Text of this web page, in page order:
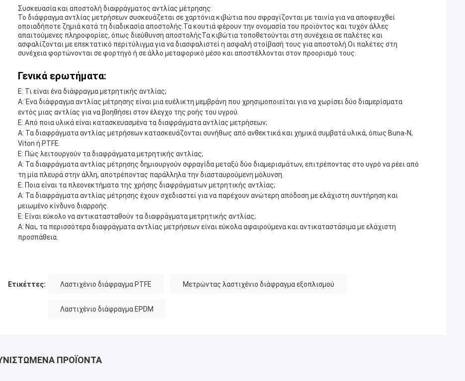
Συσκευασία και αποστολή διαφράγματος αντλίας μέτρησης:
Το διάφραγμα αντλίας μετρήσεων συσκευάζεται σε χαρτόνια κιβώτια που σφραγίζονται με ταινία για να αποφευχθεί
οποιαδήποτε ζημιά κατά τη διαδικασία αποστολής.Τα κουτιά φέρουν την ονομασία του προϊόντος και τυχόν άλλες
απαιτούμενες πληροφορίες, όπως διεύθυνση αποστολήςΤα κιβώτια τοποθετούνται στη συνέχεια σε παλέτες και
ασφαλίζονται με επεκτατικό περιτύλιγμα για να διασφαλιστεί η ασφαλή στοίβασή τους για αποστολή.Οι παλέτες στη
συνέχεια φορτώνονται σε φορτηγό ή σε άλλο μεταφορικό μέσο και αποστέλλονται στον προορισμό τους.
Γενικά ερωτήματα:
Ε: Τι είναι ένα διάφραγμα μετρητικής αντλίας;
Α: Ένα διάφραγμα αντλίας μέτρησης είναι μια ευέλικτη μεμβράνη που χρησιμοποιείται για να χωρίσει δύο διαμερίσματα
εντός μιας αντλίας για να βοηθήσει στον έλεγχο της ροής του υγρού.
Ε: Από ποια υλικά είναι κατασκευασμένα τα διαφράγματα αντλίας μετρήσεων;
Α: Τα διαφράγματα αντλίας μετρήσεων κατασκευάζονται συνήθως από ανθεκτικά και χημικά συμβατά υλικά, όπως Buna-N,
Viton ή PTFE.
Ε: Πώς λειτουργούν τα διαφράγματα μετρητικής αντλίας;
Α: Τα διαφράγματα αντλίας μέτρησης δημιουργούν σφραγίδα μεταξύ δύο διαμερισμάτων, επιτρέποντας στο υγρό να ρέει από
τη μία πλευρά στην άλλη, αποτρέποντας παράλληλα την διασταυρούμενη μόλυνση.
Ε: Ποια είναι τα πλεονεκτήματα της χρήσης διαφράγματων μετρητικής αντλίας;
Α: Τα διαφράγματα αντλίας μέτρησης έχουν σχεδιαστεί για να παρέχουν ανώτερη απόδοση με ελάχιστη συντήρηση και
μειωμένο κίνδυνο διαρροής.
Ε: Είναι εύκολο να αντικατασταθούν τα διαφράγματα μετρητικής αντλίας;
Α: Ναι, τα περισσότερα διαφράγματα αντλίας μετρήσεων είναι εύκολα αφαιρούμενα και αντικαταστάσιμα με ελάχιστη
προσπάθεια.
Ετικέττες: Λαστιχένιο διάφραγμα PTFE Μετρώντας λαστιχένιο διάφραγμα εξοπλισμού
Λαστιχένιο διάφραγμα EPDM
ΠΡΟΪΌΝΤΑ